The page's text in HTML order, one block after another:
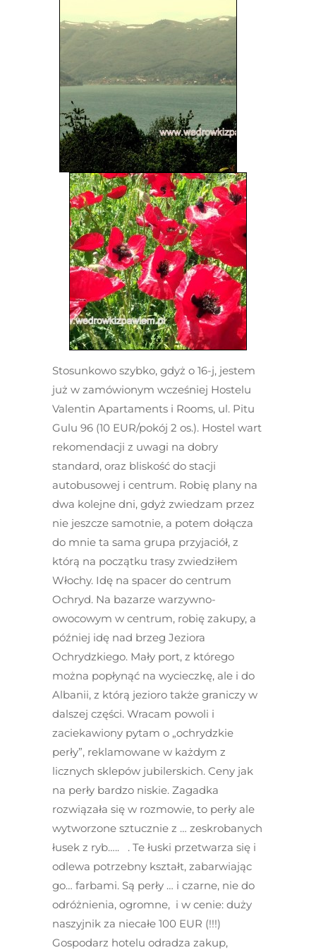
Stosunkowo szybko, gdyż o 16-j, jestem
już w zamówionym wcześniej Hostelu
Valentin Apartaments i Rooms, ul. Pitu
Gulu 96 (10 EUR/pokój 2 os.). Hostel wart
rekomendacji z uwagi na dobry
standard, oraz bliskość do stacji
autobusowej i centrum. Robię plany na
dwa kolejne dni, gdyż zwiedzam przez
nie jeszcze samotnie, a potem dołącza
do mnie ta sama grupa przyjaciół, z
którą na początku trasy zwiedziłem
Włochy. Idę na spacer do centrum
Ochryd. Na bazarze warzywno-
owocowym w centrum, robię zakupy, a
później idę nad brzeg Jeziora
Ochrydzkiego. Mały port, z którego
można popłynąć na wycieczkę, ale i do
Albanii, z którą jezioro także graniczy w
dalszej części. Wracam powoli i
zaciekawiony pytam o „ochrydzkie
perły”, reklamowane w każdym z
licznych sklepów jubilerskich. Ceny jak
na perły bardzo niskie. Zagadka
rozwiązała się w rozmowie, to perły ale
wytworzone sztucznie z … zeskrobanych
łusek z ryb….. . Te łuski przetwarza się i
odlewa potrzebny kształt, zabarwiając
go… farbami. Są perły … i czarne, nie do
odróżnienia, ogromne, i w cenie: duży
naszyjnik za niecałe 100 EUR (!!!)
Gospodarz hotelu odradza zakup,